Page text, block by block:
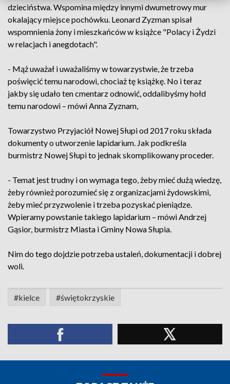
dzieciństwa. Wspomina między innymi dwumetrowy mur
okalający miejsce pochówku. Leonard Zyzman spisał
wspomnienia żony i mieszkańców w książce "Polacy i Żydzi
w relacjach i anegdotach".
- Mąż uważał i uważaliśmy w towarzystwie, że trzeba
poświęcić temu narodowi, chociaż tę książkę. No i teraz
jakby się udało ten cmentarz odnowić, oddalibyśmy hołd
temu narodowi – mówi Anna Zyznam,
Towarzystwo Przyjaciół Nowej Słupi od 2017 roku składa
dokumenty o utworzenie lapidarium. Jak podkreśla
burmistrz Nowej Słupi to jednak skomplikowany proceder.
- Temat jest trudny i on wymaga tego, żeby mieć dużą wiedzę,
żeby również porozumieć się z organizacjami żydowskimi,
żeby mieć przyzwolenie i trzeba pozyskać pieniądze.
Wpieramy powstanie takiego lapidarium – mówi Andrzej
Gąsior, burmistrz Miasta i Gminy Nowa Słupia.
Nim do tego dojdzie potrzeba ustaleń, dokumentacji i dobrej
woli.
#kielce #świętokrzyskie